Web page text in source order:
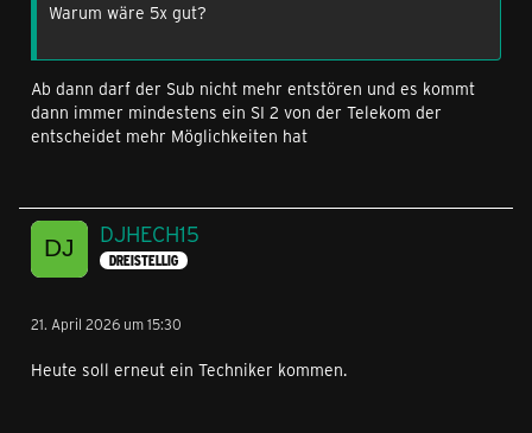
Warum wäre 5x gut?
Ab dann darf der Sub nicht mehr entstören und es kommt
dann immer mindestens ein SI 2 von der Telekom der
entscheidet mehr Möglichkeiten hat
DJHECH15
DREISTELLIG
21. April 2026 um 15:30
Heute soll erneut ein Techniker kommen.